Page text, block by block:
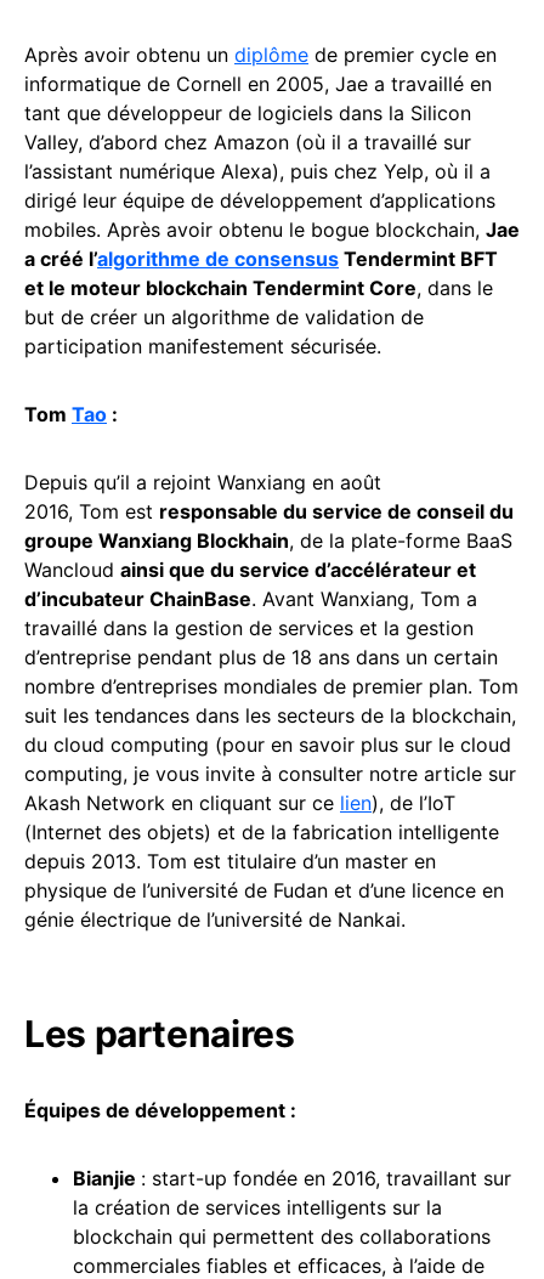
Après avoir obtenu un diplôme de premier cycle en
informatique de Cornell en 2005, Jae a travaillé en
tant que développeur de logiciels dans la Silicon
Valley, d’abord chez Amazon (où il a travaillé sur
l’assistant numérique Alexa), puis chez Yelp, où il a
dirigé leur équipe de développement d’applications
mobiles. Après avoir obtenu le bogue blockchain, Jae
a créé l’algorithme de consensus Tendermint BFT
et le moteur blockchain Tendermint Core, dans le
but de créer un algorithme de validation de
participation manifestement sécurisée.
Tom Tao :
Depuis qu’il a rejoint Wanxiang en août
2016, Tom est responsable du service de conseil du
groupe Wanxiang Blockhain, de la plate-forme BaaS
Wancloud ainsi que du service d’accélérateur et
d’incubateur ChainBase. Avant Wanxiang, Tom a
travaillé dans la gestion de services et la gestion
d’entreprise pendant plus de 18 ans dans un certain
nombre d’entreprises mondiales de premier plan. Tom
suit les tendances dans les secteurs de la blockchain,
du cloud computing (pour en savoir plus sur le cloud
computing, je vous invite à consulter notre article sur
Akash Network en cliquant sur ce lien), de l’IoT
(Internet des objets) et de la fabrication intelligente
depuis 2013. Tom est titulaire d’un master en
physique de l’université de Fudan et d’une licence en
génie électrique de l’université de Nankai.
Les partenaires
Équipes de développement :
Bianjie : start-up fondée en 2016, travaillant sur
la création de services intelligents sur la
blockchain qui permettent des collaborations
commerciales fiables et efficaces, à l’aide de